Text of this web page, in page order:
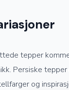
tepper
Persiske
og